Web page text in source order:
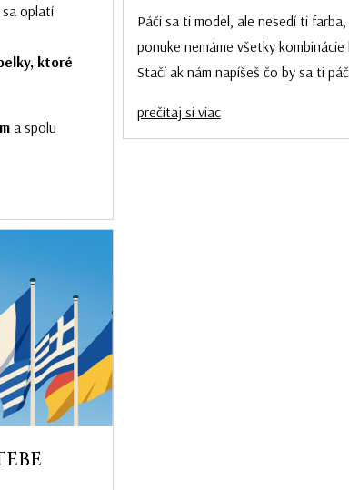
oplatí
ktoré
a spolu
Páči sa ti model, ale nesedí ti
ponuke nemáme všetky
Stačí ak nám napíšeš čo by sa ti
prečítaj si viac